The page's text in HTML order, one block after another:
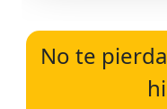
No te